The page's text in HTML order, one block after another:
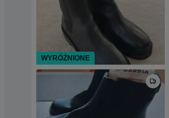
WYRÓŻNIONE